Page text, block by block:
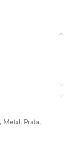
, Metal , Prata,